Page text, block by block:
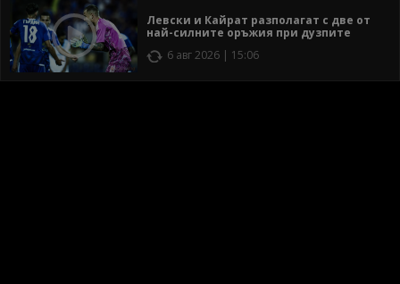
Левски и Кайрат разполагат с две от
най-силните оръжия при дузпите
6 авг 2026 | 15:06